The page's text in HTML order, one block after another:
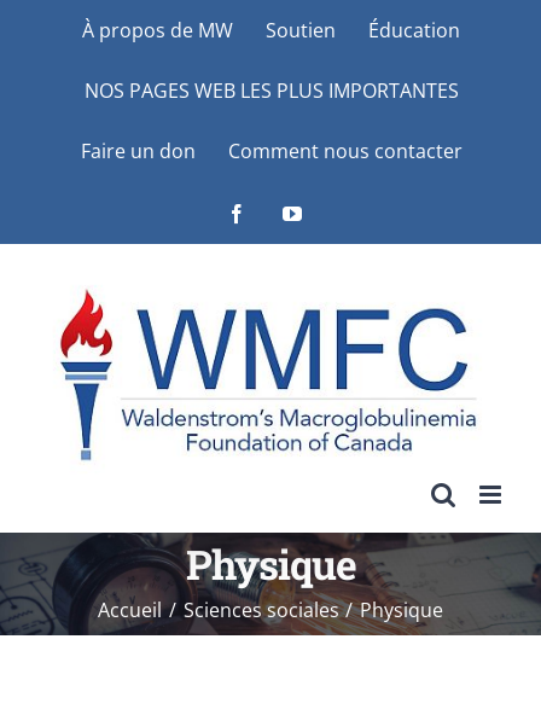
À propos de MW Soutien Éducation
NOS PAGES WEB LES PLUS IMPORTANTES
Faire un don Comment nous contacter
FacebookYouTube
Physique
Accueil Sciences sociales Physique